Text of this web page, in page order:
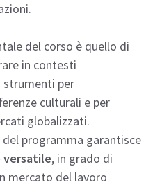
del corso è quello di
in contesti
strumenti per
culturali e per
globalizzati.
del programma garantisce
versatile, in grado di
mercato del lavoro